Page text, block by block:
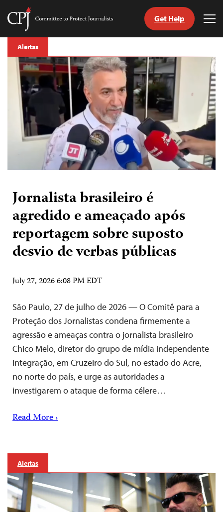
Skip
content
Committee
Journalists
Get Help
Alertas
Jornalista brasileiro é
agredido e ameaçado após
reportagem sobre suposto
desvio de verbas públicas
July 27, 2026 6:08 PM EDT
São Paulo, 27 de julho de 2026 — O Comitê para a
Proteção dos Jornalistas condena firmemente a
agressão e ameaças contra o jornalista brasileiro
Chico Melo, diretor do grupo de mídia independente
Integração, em Cruzeiro do Sul, no estado do Acre,
no norte do país, e urge as autoridades a
investigarem o ataque de forma célere…
Read More ›
Alertas